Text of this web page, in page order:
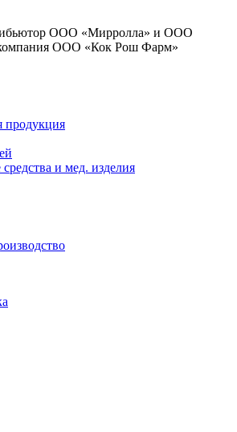
ООО «Мирролла» и ООО
ООО «Кок Рош Фарм»
и мед. изделия